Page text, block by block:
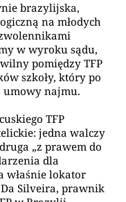
brazylijska,
na młodych
w wyroku sądu,
pomiędzy TFP
szkoły, który po
umowy najmu.
TFP
jedna walczy
„z prawem do
dla
właśnie lokator
Silveira, prawnik